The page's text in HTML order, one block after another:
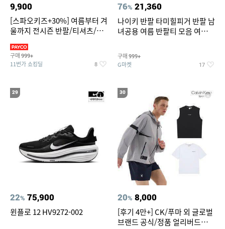
9,900
[스파오키즈+30%] 여름부터 겨
울까지 전시즌 반팔/티셔츠/셋
구매 999+
11번가 쇼킹딜 8
76% 21,360
나이키 반팔 타미힐피거 반팔 남
녀공용 여름 반팔티 모음 여름
구매 999+
G마켓 17
29
22% 75,900
윈플로 12 HV9272-002
30
20% 8,000
[후기 4만+] CK/푸마 외 글로벌
브랜드 공식/정품 얼리버드